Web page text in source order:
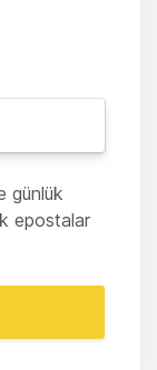
günlük
epostalar